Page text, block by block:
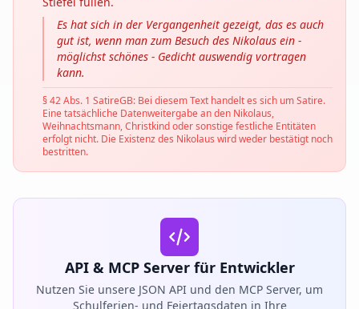
Es hat sich in der Vergangenheit gezeigt, das es auch
gut ist, wenn man zum Besuch des Nikolaus ein -
möglichst schönes - Gedicht auswendig vortragen
kann.
§ 42 Abs. 1 SatireGB: Bei diesem Text handelt es sich um Satire.
Eine tatsächliche Datenweitergabe an den Nikolaus,
Weihnachtsmann, Christkind oder sonstige festliche Entitäten
erfolgt nicht. Die Existenz des Nikolaus wird weder bestätigt noch
bestritten.
API & MCP Server für Entwickler
Nutzen Sie unsere JSON API und den MCP Server, um
Schulferien- und Feiertagsdaten in Ihre